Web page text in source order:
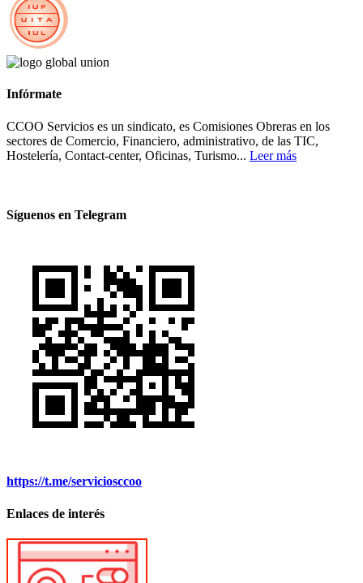
Infórmate
CCOO Servicios es un sindicato, es Comisiones Obreras en los
sectores de Comercio, Financiero, administrativo, de las TIC,
Hostelería, Contact-center, Oficinas, Turismo... Leer más
Síguenos en Telegram
https://t.me/serviciosccoo
Enlaces de interés